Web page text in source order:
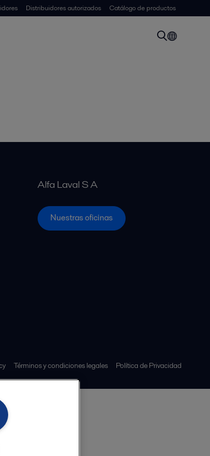
Distribuidores autorizados Catálogo de productos
Alfa Laval S A
Nuestras oficinas
Términos y condiciones legales Política de Privacidad